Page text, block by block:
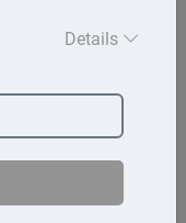
Details